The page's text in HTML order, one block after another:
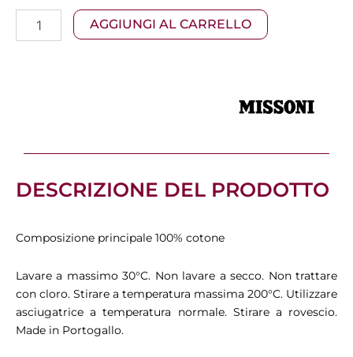
Pezzi
Multicolore01
AGGIUNGI AL CARRELLO
DESCRIZIONE DEL PRODOTTO
Composizione principale 100% cotone
Lavare a massimo 30°C. Non lavare a secco. Non trattare
con cloro. Stirare a temperatura massima 200°C. Utilizzare
asciugatrice a temperatura normale. Stirare a rovescio.
Made in Portogallo.